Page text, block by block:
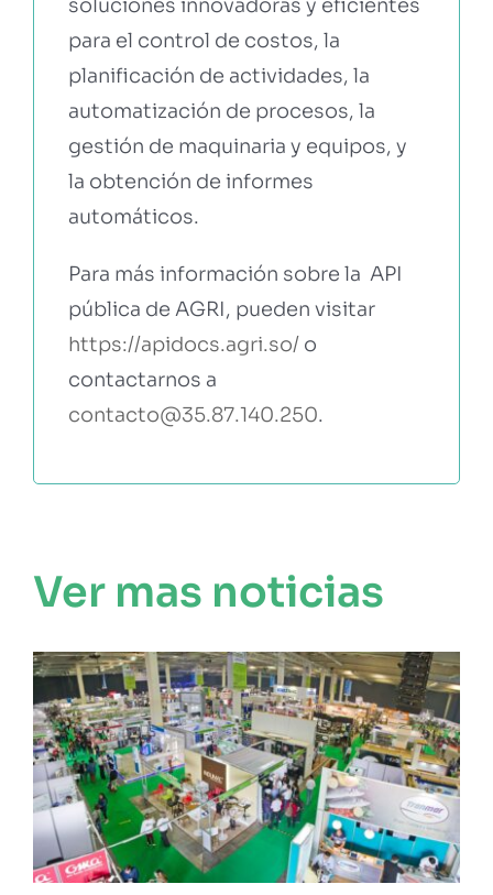
soluciones innovadoras y eficientes
para el control de costos, la
planificación de actividades, la
automatización de procesos, la
gestión de maquinaria y equipos, y
la obtención de informes
automáticos.
Para más información sobre la API
pública de AGRI, pueden visitar
https://apidocs.agri.so/o
contactarnos a
contacto@35.87.140.250.
Ver mas noticias